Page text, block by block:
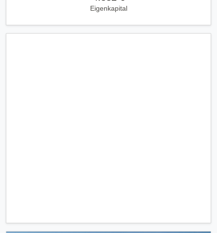
Eigenkapital